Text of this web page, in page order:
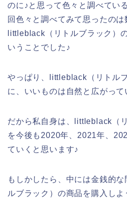
のに♪と思って色々と調べてい
回色々と調べてみて思ったのは
littleblack（リトルブラック）
いうことでした♪
やっぱり、littleblack（リトル
に、いいものは自然と広がっ
だから私自身は、littleblack（
を今後も2020年、2021年、
ていくと思います♪
もしかしたら、中には金銭的
ルブラック）の商品を購入し